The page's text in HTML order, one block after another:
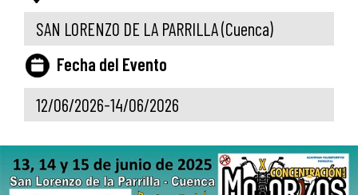
SAN LORENZO DE LA PARRILLA(Cuenca)
Fecha del Evento
12/06/2026-14/06/2026